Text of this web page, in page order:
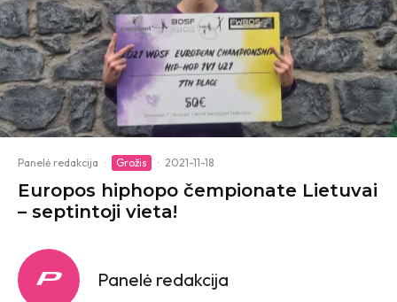
Panelė redakcija · Grožis · 2021-11-18
Europos hiphopo čempionate Lietuvai
– septintoji vieta!
Panelė redakcija